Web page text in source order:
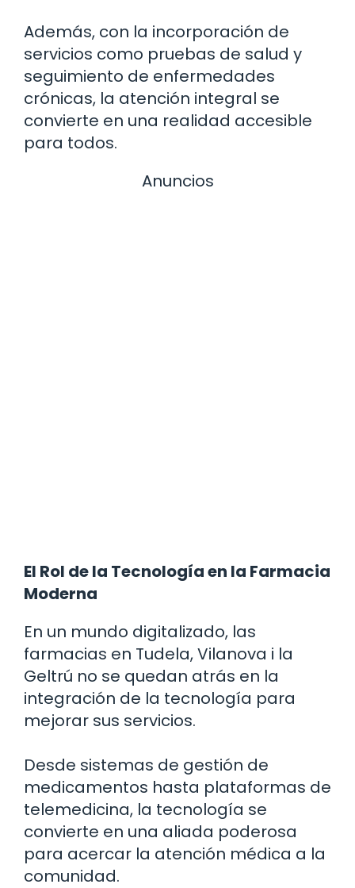
Además, con la incorporación de
servicios como pruebas de salud y
seguimiento de enfermedades
crónicas, la atención integral se
convierte en una realidad accesible
para todos.
Anuncios
El Rol de la Tecnología en la Farmacia
Moderna
En un mundo digitalizado, las
farmacias en Tudela, Vilanova i la
Geltrú no se quedan atrás en la
integración de la tecnología para
mejorar sus servicios.
Desde sistemas de gestión de
medicamentos hasta plataformas de
telemedicina, la tecnología se
convierte en una aliada poderosa
para acercar la atención médica a la
comunidad.